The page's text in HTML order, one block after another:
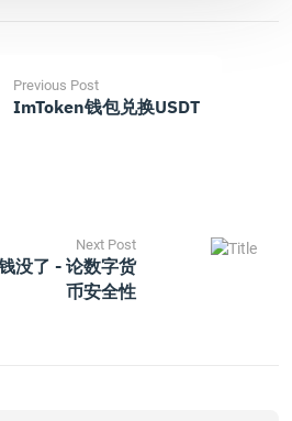
Previous Post
ImToken钱包兑换USDT
Next Post
没了 - 论数字货
币安全性